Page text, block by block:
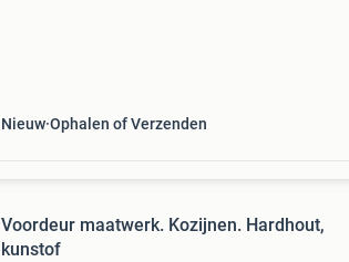
Nieuw Ophalen of Verzenden
Voordeur maatwerk. Kozijnen. Hardhout,
kunstof